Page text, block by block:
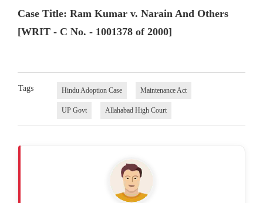
Case Title: Ram Kumar v. Narain And Others
[WRIT - C No. - 1001378 of 2000]
Tags Hindu Adoption Case Maintenance Act
UP Govt Allahabad High Court